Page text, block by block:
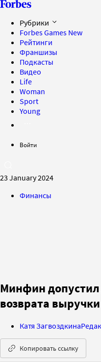
Рубрики
Forbes Games New
Рейтинги
Франшизы
Подкасты
Видео
Life
Woman
Sport
Young
Войти
23 January 2024
Финансы
Минфин допустил
возврата
Катя Загвоздкина
Копировать ссылку